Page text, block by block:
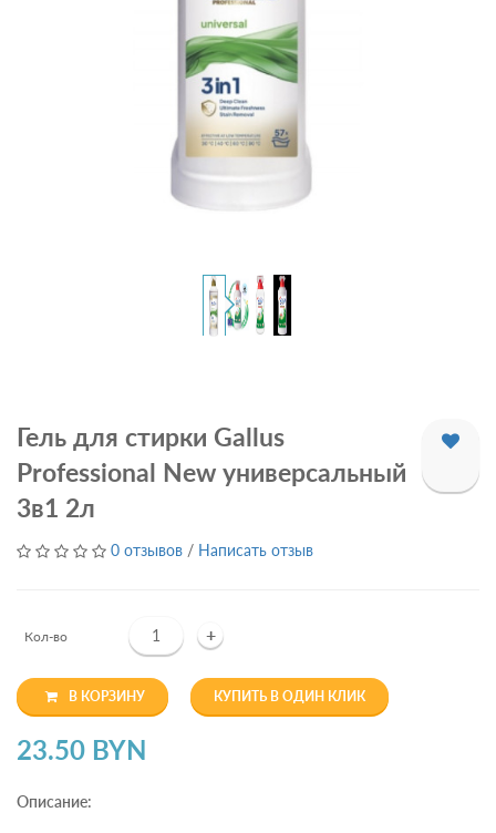
Гель для стирки Gallus
Professional New универсальный
3в1 2л
0 отзывов / Написать отзыв
Кол-во +
В КОРЗИНУ КУПИТЬ В ОДИН КЛИК
23.50 BYN
Описание: